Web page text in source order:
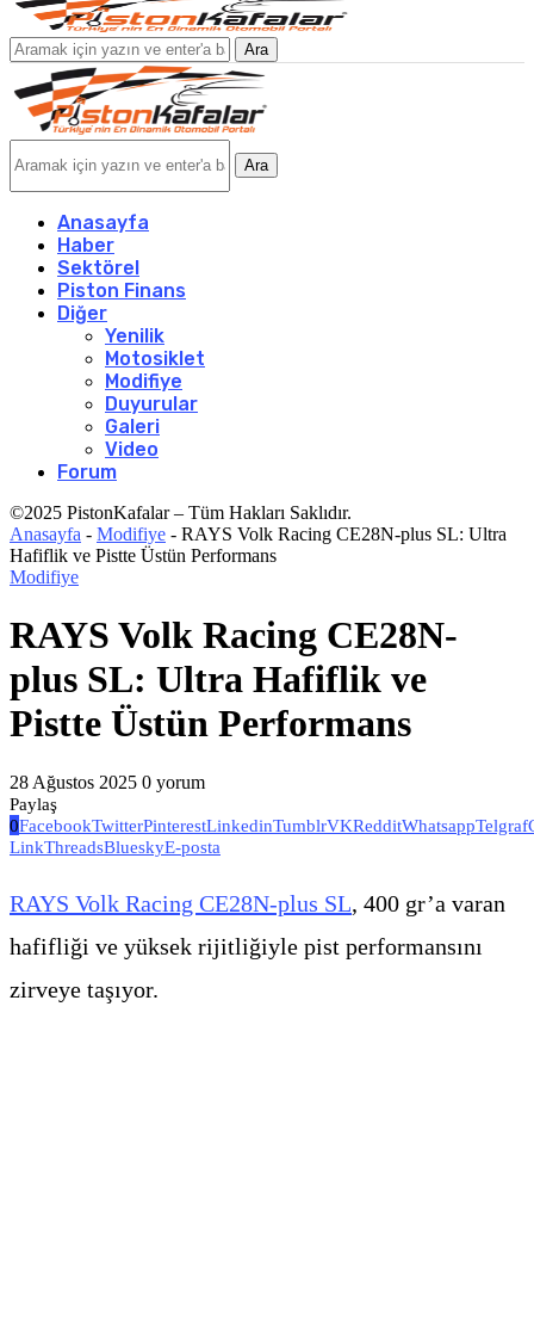
Ara
Ara
Anasayfa
Haber
Sektörel
Piston Finans
Diğer
Yenilik
Motosiklet
Modifiye
Duyurular
Galeri
Video
Forum
©2025 PistonKafalar – Tüm Hakları Saklıdır.
Anasayfa - Modifiye - RAYS Volk Racing CE28N-plus SL: Ultra
Hafiflik ve Pistte Üstün Performans
Modifiye
RAYS Volk Racing CE28N-
plus SL: Ultra Hafiflik ve
Pistte Üstün Performans
28 Ağustos 2025 0 yorum
Paylaş
0FacebookTwitterPinterestLinkedinTumblrVKRedditWhatsappTelgraf
LinkThreadsBlueskyE-posta
RAYS Volk Racing CE28N-plus SL, 400 gr’a varan
hafifliği ve yüksek rijitliğiyle pist performansını
zirveye taşıyor.